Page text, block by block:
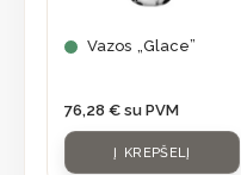
Vazos „Glace”
76,28 € su PVM
Į KREPŠELĮ